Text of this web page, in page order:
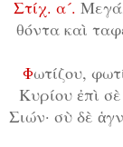
Στίχ. α´.
θόν­τα καὶ
Φω­τί­ζου,
Κυ­ρί­ου ἐ­πὶ
Σι­ών· σὺ δὲ